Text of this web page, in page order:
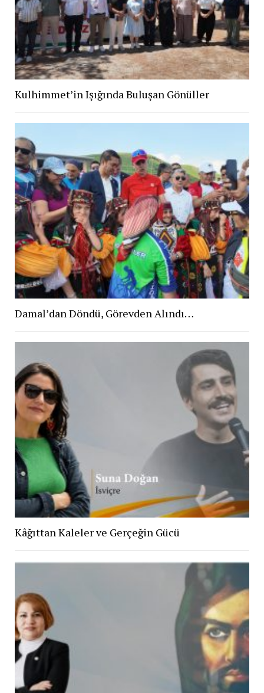
Kulhimmet’in Işığında Buluşan Gönüller
Damal’dan Döndü, Görevden Alındı…
Kâğıttan Kaleler ve Gerçeğin Gücü